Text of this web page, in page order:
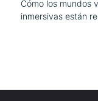
Cómo los mundos
inmersivas están